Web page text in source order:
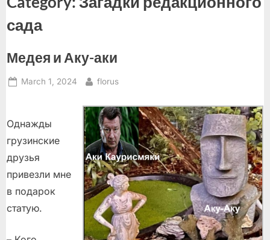
сада
Медея и Аку-аки
Posted
March 1, 2024 By
florus
Однажды
грузинские
друзья
привезли мне
в подарок
статую.